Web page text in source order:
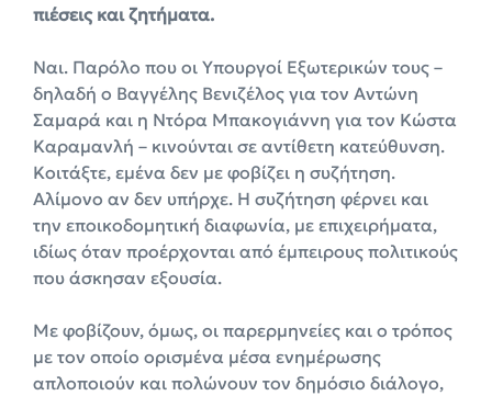
πιέσεις και ζητήματα.
Ναι. Παρόλο που οι Υπουργοί Εξωτερικών τους –
δηλαδή ο Βαγγέλης Βενιζέλος για τον Αντώνη
Σαμαρά και η Ντόρα Μπακογιάννη για τον Κώστα
Καραμανλή – κινούνται σε αντίθετη κατεύθυνση.
Κοιτάξτε, εμένα δεν με φοβίζει η συζήτηση.
Αλίμονο αν δεν υπήρχε. Η συζήτηση φέρνει και
την εποικοδομητική διαφωνία, με επιχειρήματα,
ιδίως όταν προέρχονται από έμπειρους πολιτικούς
που άσκησαν εξουσία.
Με φοβίζουν, όμως, οι παρερμηνείες και ο τρόπος
με τον οποίο ορισμένα μέσα ενημέρωσης
απλοποιούν και πολώνουν τον δημόσιο διάλογο,